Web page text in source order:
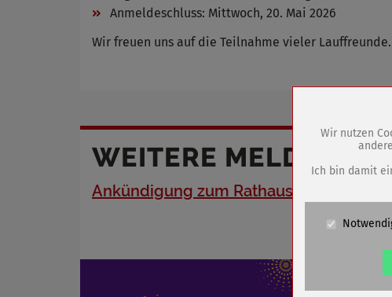
Anmeldeschluss: Mittwoch, 20. Mai 2026
Wir freuen uns auf die Teilnahme vieler Lauffreunde.
WEITERE
Ankündigung zum Rathaussturm
Anbieter
Cookie Name
Cookie Laufzeit
Wir nutzen
Ich bin damit